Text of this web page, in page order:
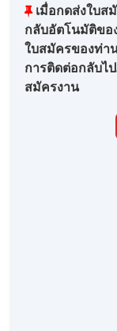
เมื่อกดส่งใบส
กลับอัตโนมัติขอ
ใบสมัครของท่า
การติดต่อกลับไ
สมัครงาน